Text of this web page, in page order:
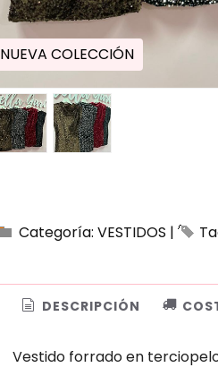
NUEVA COLECCIÓN
Categoría: VESTIDOS |
DESCRIPCIÓN
Vestido forrado en